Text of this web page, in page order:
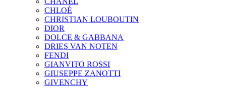
CHLOÉ
CHRISTIAN LOUBOUTIN
DIOR
DOLCE & GABBANA
DRIES VAN NOTEN
FENDI
GIANVITO ROSSI
GIUSEPPE ZANOTTI
GIVENCHY